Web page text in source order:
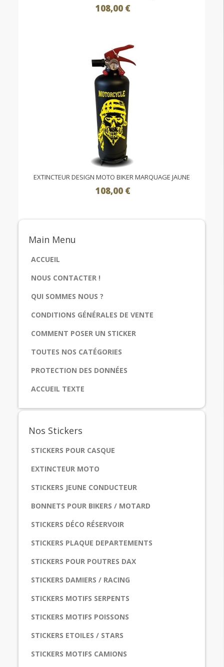
108,00 €
EXTINCTEUR DESIGN MOTO BIKER MARQUAGE JAUNE
108,00 €
Main Menu
ACCUEIL
NOUS CONTACTER !
QUI SOMMES NOUS ?
CONDITIONS GÉNÉRALES DE VENTE
COMMENT POSER UN STICKER
TOUTES NOS CATÉGORIES
PROTECTION DES DONNÉES
ACCUEIL TEXTE
Nos Stickers
STICKERS POUR CASQUE
EXTINCTEUR MOTO
STICKERS JEUNE CONDUCTEUR
BONNETS POUR BIKERS / MOTARD
STICKERS DÉCO RÉSERVOIR
STICKERS PLAQUE DEPARTEMENTS
STICKERS POUR POUTRES DAX
STICKERS DAMIERS / RACING
STICKERS MOTIFS SERPENTS
STICKERS MOTIFS POISSONS
STICKERS ETOILES / STARS
STICKERS MOTIFS CAMIONS